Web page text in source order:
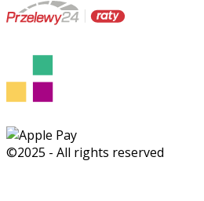
©2025 - All rights reserved